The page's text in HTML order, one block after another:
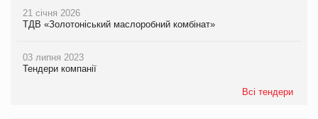
21 січня 2026
ТДВ «Золотоніський маслоробний комбінат»
03 липня 2023
Тендери компанії
Всі тендери